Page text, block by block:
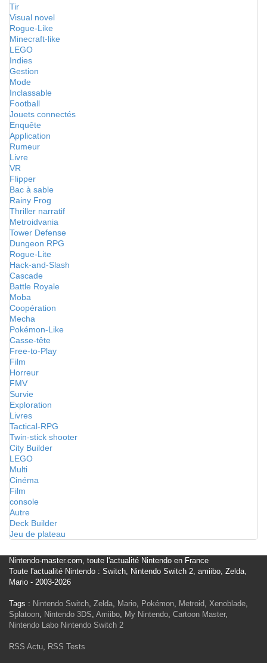
Tir
Visual novel
Rogue-Like
Minecraft-like
LEGO
Indies
Gestion
Mode
Inclassable
Football
Jouets connectés
Enquête
Application
Rumeur
Livre
VR
Flipper
Bac à sable
Rainy Frog
Thriller narratif
Metroidvania
Tower Defense
Dungeon RPG
Rogue-Lite
Hack-and-Slash
Cascade
Battle Royale
Moba
Coopération
Mecha
Pokémon-Like
Casse-tête
Free-to-Play
Film
Horreur
FMV
Survie
Exploration
Livres
Tactical-RPG
Twin-stick shooter
City Builder
LEGO
Multi
Cinéma
Film
console
Autre
Deck Builder
Jeu de plateau
Nintendo-master.com, toute l'actualité Nintendo en France
Toute l'actualité Nintendo : Switch, Nintendo Switch 2, amiibo, Zelda,
Mario - 2003-2026
Tags : Nintendo Switch, Zelda, Mario, Pokémon, Metroid, Xenoblade,
Splatoon, Nintendo 3DS, Amiibo, My Nintendo, Cartoon Master,
Nintendo Labo Nintendo Switch 2
RSS Actu, RSS Tests